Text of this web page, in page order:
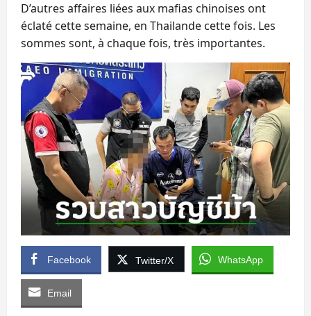
D’autres affaires liées aux mafias chinoises ont
éclaté cette semaine, en Thailande cette fois. Les
sommes sont, à chaque fois, très importantes.
Facebook Twitter/X WhatsApp
Email